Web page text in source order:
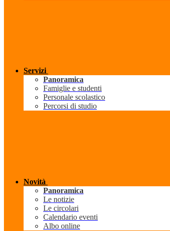
Servizi
Panoramica
Famiglie e studenti
Personale scolastico
Percorsi di studio
Novità
Panoramica
Le notizie
Le circolari
Calendario eventi
Albo online